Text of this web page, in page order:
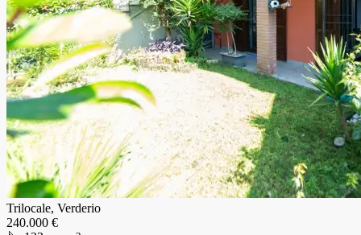
Trilocale, Verderio
240.000 €